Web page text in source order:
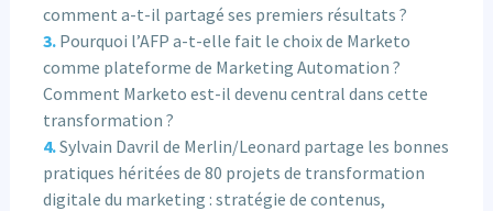
comment a-t-il partagé ses premiers résultats ?
Pourquoi l’AFP a-t-elle fait le choix de Marketo
comme plateforme de Marketing Automation ?
Comment Marketo est-il devenu central dans cette
transformation ?
Sylvain Davril de Merlin/Leonard partage les bonnes
pratiques héritées de 80 projets de transformation
digitale du marketing : stratégie de contenus,